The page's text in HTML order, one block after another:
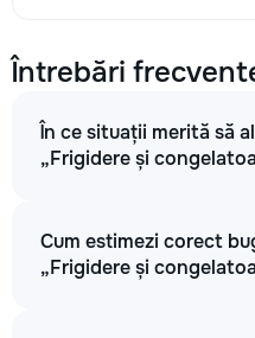
Întrebări
În ce situații merită să
„Frigidere și
Cum estimezi corect
„Frigidere și